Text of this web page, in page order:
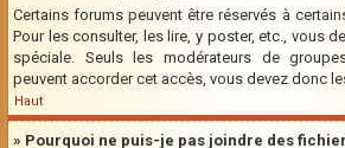
Certains forums peuvent être réservés à
Pour les consulter, les lire, y poster, etc., vous
spéciale. Seuls les modérateurs de
peuvent accorder cet accès, vous devez donc
Haut
» Pourquoi ne puis-je pas joindre des